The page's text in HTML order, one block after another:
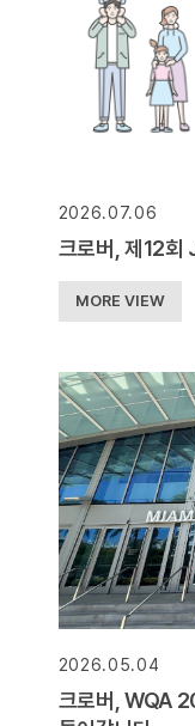
2026.07.06
크로버, 제12회
MORE VIEW
2026.05.04
크로버, WQA